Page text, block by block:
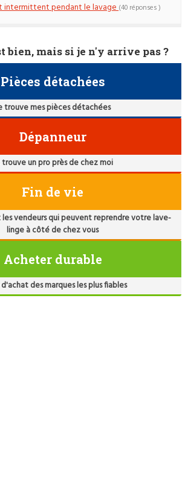
intermittent pendant le lavage(40 réponses )
bien, mais si je n'y arrive pas ?
Pièces détachées
trouve mes pièces détachées
Dépanneur
trouve un pro près de chez moi
Fin de vie
les vendeurs qui peuvent reprendre votre lave-
linge à côté de chez vous
Acheter durable
des marques les plus fiables